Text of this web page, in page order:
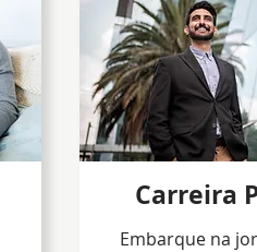
Carreira
Embarque na